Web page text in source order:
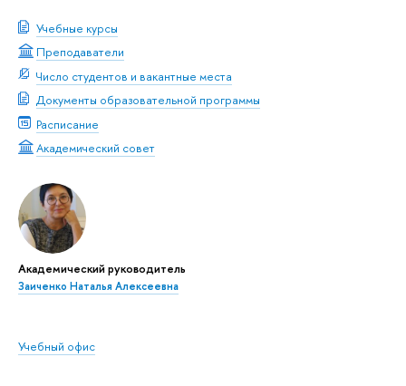
Учебные курсы
Преподаватели
Число студентов и вакантные места
Документы образовательной программы
Расписание
Академический совет
Академический руководитель
Заиченко Наталья Алексеевна
Учебный офис